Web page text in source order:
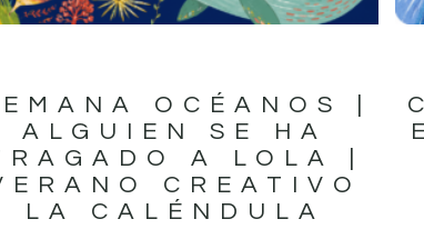
OCÉANOS |
ALGUIEN SE HA
A LOLA |
CREATIVO
LA CALÉNDULA